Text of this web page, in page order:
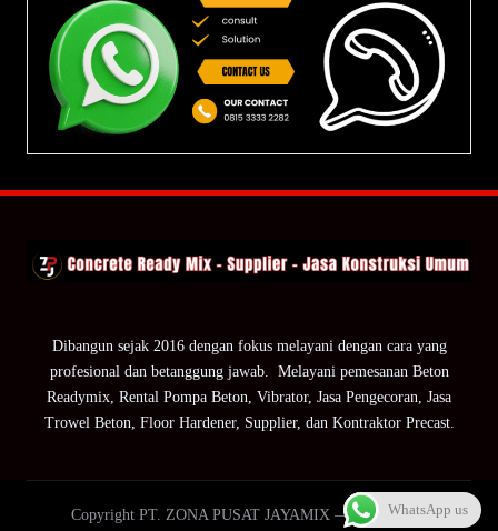
Dibangun sejak 2016 dengan fokus melayani dengan cara yang
profesional dan betanggung jawab. Melayani pemesanan Beton
Readymix, Rental Pompa Beton, Vibrator, Jasa Pengecoran, Jasa
Trowel Beton, Floor Hardener, Supplier, dan Kontraktor Precast.
Copyright PT. ZONA PUSAT JAYAMIX — ZPJ Group.WhatsApp us